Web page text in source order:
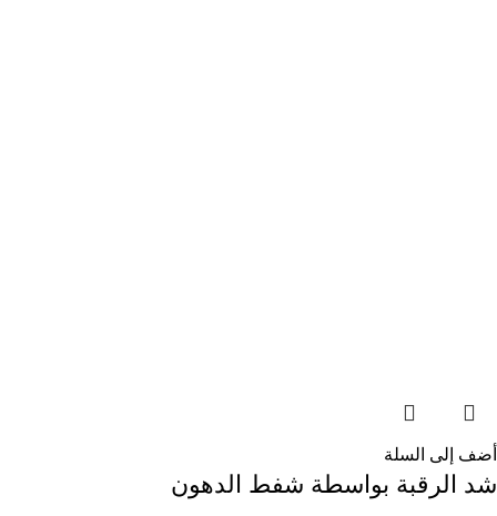
أضف إلى السلة
شد الرقبة بواسطة شفط الدهون